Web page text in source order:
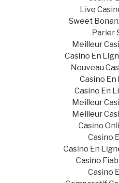
Live
Sweet
Parier
Meilleur
Casino En
Nouveau
Casino En
Casino En
Meilleur
Meilleur
Casino
Casino
Casino En
Casino
Casino